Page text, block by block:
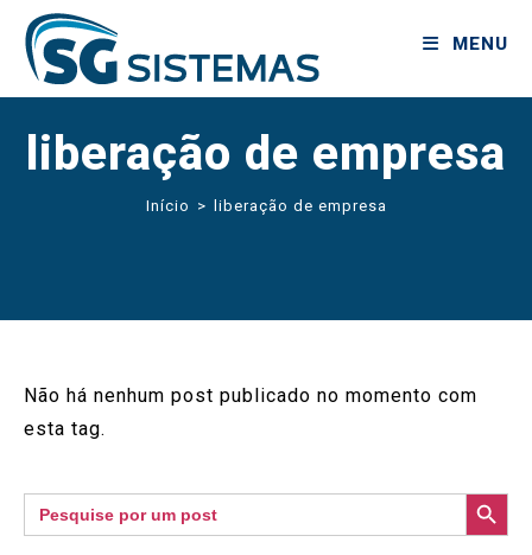
MENU
liberação de empresa
Início > liberação de empresa
Não há nenhum post publicado no momento com
esta tag.
Search
for:
SEARCH BUTTON